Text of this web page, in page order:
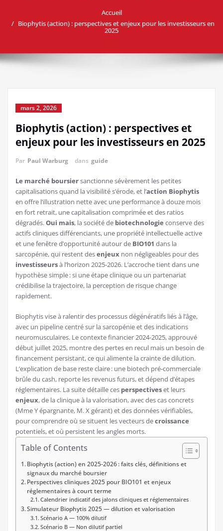
Accueil
Biophytis (action) : perspectives et enjeux pour les investisseurs en
2025
mars 2, 2026
Biophytis (action) : perspectives et
enjeux pour les investisseurs en 2025
Par Paul Warburg dans guide
Le marché boursiersanctionne sévèrement les petites
capitalisations quand la visibilité s’érode, et l’action Biophytis
en offre l’illustration nette avec une performance à douze mois
en fort retrait, une capitalisation comprimée et des ratios
dégradés.Oui mais, la société de biotechnologie conserve des
actifs cliniques différenciants, une propriété intellectuelle active
et une fenêtre d’opportunité autour de BIO101 dans la
sarcopénie, qui restent desenjeux non négligeables pour des
investisseursà l’horizon 2025-2026. L’accroche tient dans une
hypothèse simple : si une étape clinique ou un partenariat
crédibilise la trajectoire, la perception de risque change
rapidement.
Biophytis vise à ralentir des processus dégénératifs liés à l’âge,
avec un pipeline centré sur la sarcopénie et des indications
neuromusculaires. Le contexte financier 2024-2025, approuvé
début juillet 2025, montre des pertes en recul mais un besoin de
financement persistant, ce qui alimente la crainte de dilution.
L’explication de base reste claire : une biotech pré-commerciale
brûle du cash, reporte les revenus futurs, et dépend d’étapes
réglementaires. La suite détaille ces perspectiveset leurs
enjeux, de la clinique à la valorisation, avec des cas concrets
(Mme Y épargnante, M. X gérant) et des données vérifiables,
pour comprendre où se situent les vecteurs decroissance
potentiels, et où persistent les angles morts.
Table of Contents
Biophytis (action) en 2025-2026 : faits clés, définitions et
signaux du marché boursier
Perspectives cliniques 2025 pour BIO101 et enjeux
réglementaires à court terme
Calendrier indicatif des jalons cliniques et réglementaires
Simulateur Biophytis 2025 — dilution et valorisation
Scénario A — 100% dilutif
Scénario B — Non dilutif partiel